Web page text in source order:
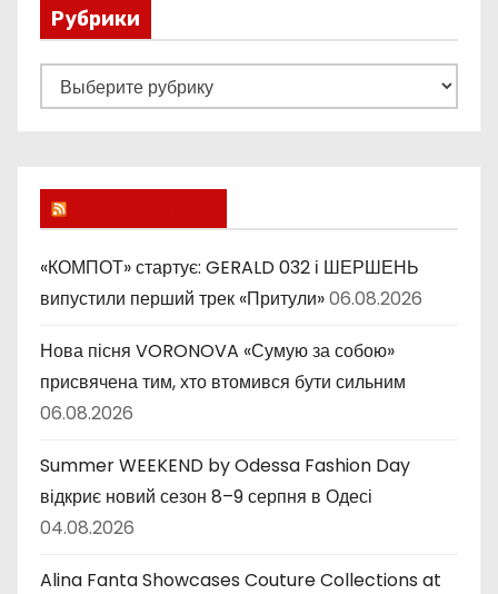
и
я
з
и
с
е
й
Рубрики
у
к
и
«КОМПОТ» стартує: GERALD 032 і ШЕРШЕНЬ
випустили перший трек «Притули»06.08.2026
Нова пісня VORONOVA «Сумую за собою»
присвячена тим, хто втомився бути сильним
06.08.2026
Summer WEEKEND by Odessa Fashion Day
відкриє новий сезон 8–9 серпня в Одесі
04.08.2026
Alina Fanta Showcases Couture Collections at